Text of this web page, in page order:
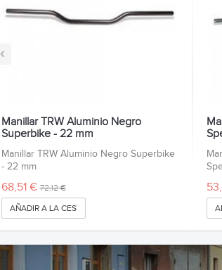
‹
Manillar TRW Aluminio Negro
Superbike - 22 mm
Manillar TRW Aluminio Negro Superbike
- 22 mm
68,51 € 72,12 €
AÑADIR A LA CESTA